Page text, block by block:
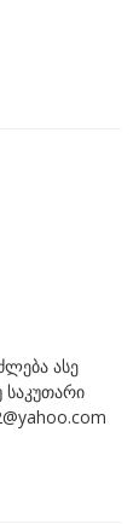
ასე
საკუთარი